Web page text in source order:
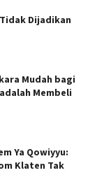
Dijadikan
Mudah bagi
Membeli
Ya Qowiyyu:
Klaten Tak